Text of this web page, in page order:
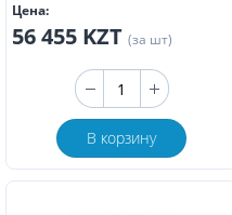
Цена:
56 455 KZT (за шт)
В корзину